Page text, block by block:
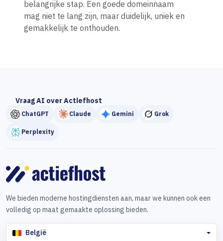
belangrijke stap. Een goede domeinnaam
mag niet te lang zijn, maar duidelijk, uniek en
gemakkelijk te onthouden.
Vraag AI over Actiefhost
ChatGPT Claude Gemini Grok
Perplexity
We bieden moderne hostingdiensten aan, maar we kunnen ook een
volledig op maat gemaakte oplossing bieden.
België